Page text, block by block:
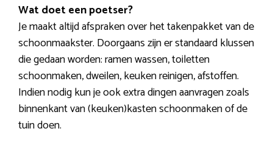
Wat doet een poetser?
Je maakt altijd afspraken over het takenpakket van de
schoonmaakster. Doorgaans zijn er standaard klussen
die gedaan worden: ramen wassen, toiletten
schoonmaken, dweilen, keuken reinigen, afstoffen.
Indien nodig kun je ook extra dingen aanvragen zoals
binnenkant van (keuken)kasten schoonmaken of de
tuin doen.